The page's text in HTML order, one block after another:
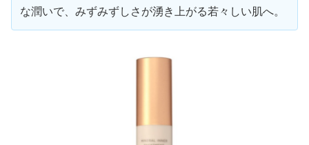
な潤いで、みずみずしさが湧き上がる若々しい肌へ。